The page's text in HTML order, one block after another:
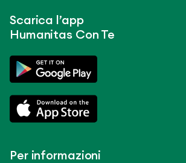
Scarica l’app
Humanitas Con Te
Per informazioni